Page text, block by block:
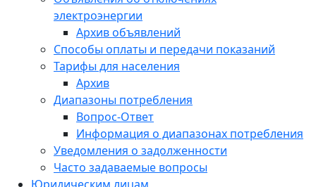
электроэнергии
Архив объявлений
Способы оплаты и передачи показаний
Тарифы для населения
Архив
Диапазоны потребления
Вопрос-Ответ
Информация о диапазонах потребления
Уведомления о задолженности
Часто задаваемые вопросы